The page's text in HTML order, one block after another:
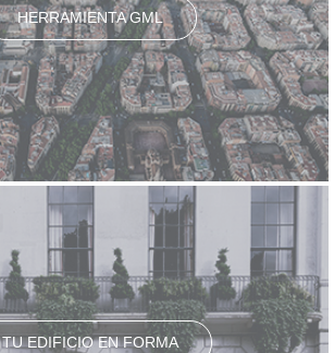
HERRAMIENTA GML
TU EDIFICIO EN FORMA